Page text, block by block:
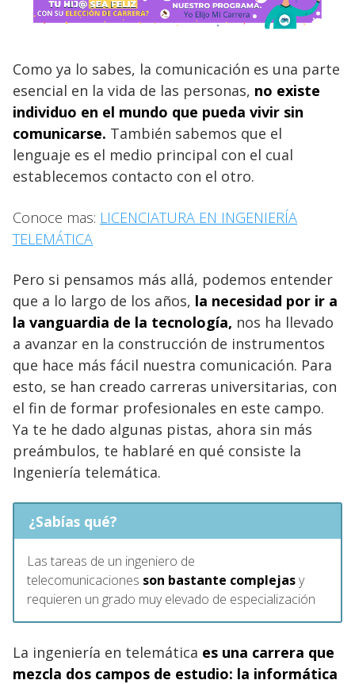
Como ya lo sabes, la comunicación es una parte
esencial en la vida de las personas, no existe
individuo en el mundo que pueda vivir sin
comunicarse. También sabemos que el
lenguaje es el medio principal con el cual
establecemos contacto con el otro.
Conoce mas: LICENCIATURA EN INGENIERÍA
TELEMÁTICA
Pero si pensamos más allá, podemos entender
que a lo largo de los años, la necesidad por ir a
la vanguardia de la tecnología, nos ha llevado
a avanzar en la construcción de instrumentos
que hace más fácil nuestra comunicación. Para
esto, se han creado carreras universitarias, con
el fin de formar profesionales en este campo.
Ya te he dado algunas pistas, ahora sin más
preámbulos, te hablaré en qué consiste la
Ingeniería telemática.
¿Sabías qué?
Las tareas de un ingeniero de
telecomunicaciones son bastante complejasy
requieren un grado muy elevado de especialización
La ingeniería en telemática es una carrera que
mezcla dos campos de estudio: la informática